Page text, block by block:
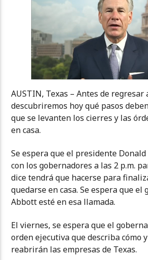
AUSTIN, Texas – Antes de regresar
descubriremos hoy qué pasos
que se levanten los cierres y las
en casa.
Se espera que el presidente
con los gobernadores a las 2 p.m.
dice tendrá que hacerse para
quedarse en casa. Se espera que el
Abbott esté en esa llamada.
El viernes, se espera que el
orden ejecutiva que describa cómo
reabrirán las empresas de Texas.